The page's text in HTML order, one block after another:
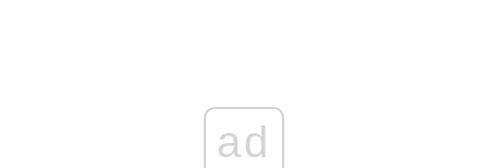
ad